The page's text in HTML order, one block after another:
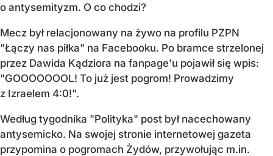
o antysemityzm. O co chodzi?
Mecz był relacjonowany na żywo na profilu PZPN
"Łączy nas piłka" na Facebooku. Po bramce strzelonej
przez Dawida Kądziora na fanpage'u pojawił się wpis:
"GOOOOOOOL! To już jest pogrom! Prowadzimy
z Izraelem 4:0!".
Według tygodnika "Polityka" post był nacechowany
antysemicko. Na swojej stronie internetowej gazeta
przypomina o pogromach Żydów, przywołując m.in.